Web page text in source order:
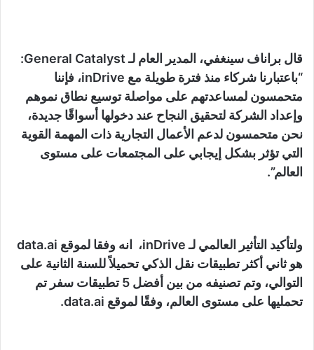
قال براناف سينغفي، المدير العام لـ General Catalyst:
“باعتبارنا شركاء منذ فترة طويلة مع inDrive، فإننا
متحمسون لمساعدتهم على مواصلة توسيع نطاق نموهم
وإعداد الشركة لتحقيق النجاح عند دخولها أسواقًا جديدة،
نحن متحمسون لدعم الأعمال التجارية ذات المهمة القوية
التي تؤثر بشكل إيجابي على المجتمعات على مستوى
العالم”.
ولتأكيد التأثير العالمي لـ inDrive، انه وفقا لموقع data.ai
هو ثاني أكثر تطبيقات نقل الذكي تحميلاً للسنة الثانية على
التوالي، وتم تصنيفه من بين أفضل 5 تطبيقات سفر تم
تحمليها على مستوى العالم، وفقًا لموقع data.ai.